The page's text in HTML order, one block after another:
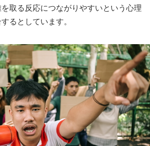
取る反応につながりやすいという心理
るとしています。